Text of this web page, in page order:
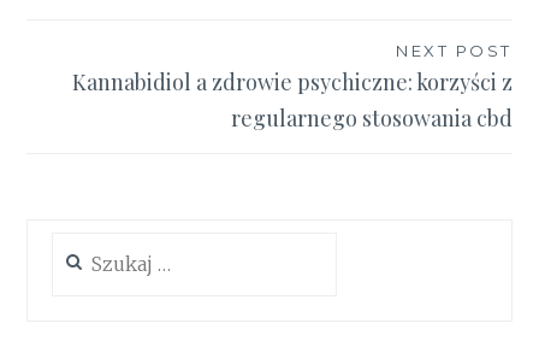
NEXT POST
Kannabidiol a zdrowie psychiczne: korzyści z
regularnego stosowania cbd